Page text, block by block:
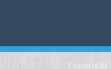
Copyright